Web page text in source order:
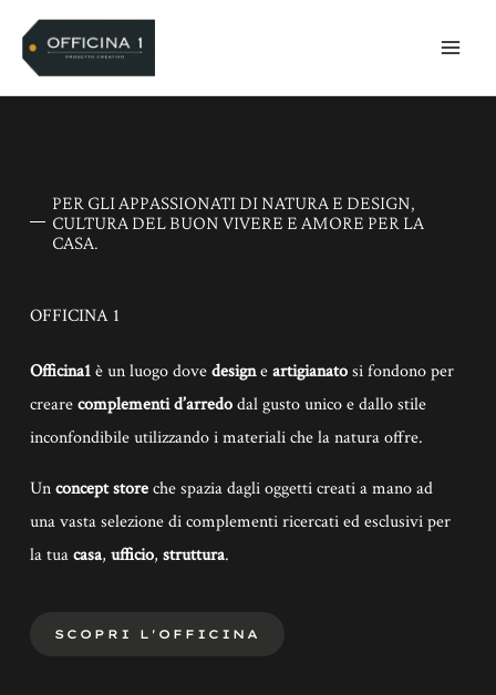
contenuto
PER GLI APPASSIONATI DI NATURA E DESIGN,
CULTURA DEL BUON VIVERE E AMORE PER LA
CASA.
OFFICINA 1
Officina1è un luogo dovedesigneartigianatosi fondono per
crearecomplementi d’arredodal gusto unico e dallo stile
inconfondibile utilizzando i materiali che la natura offre.
Unconcept storeche spazia dagli oggetti creati a mano ad
una vasta selezione di complementi ricercati ed esclusivi per
la tuacasa, ufficio, struttura.
SCOPRI L'OFFICINA